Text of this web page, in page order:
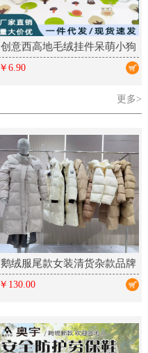
创意西高地毛绒挂件呆萌小狗
学生包包挂饰情侣钥匙扣毛绒
￥6.90
更多>
鹅绒服尾款女装清货杂款品牌
折扣厂家女装走份实体直播拿
￥130.00